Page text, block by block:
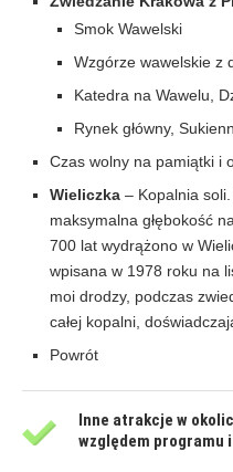
Smok Wawelski
Wzgórze wawelskie z
Katedra na Wawelu,
Rynek główny,
Czas wolny na pamiątki i
Wieliczka – Kopalnia
maksymalna głębokość
700 lat wydrążono w
wpisana w 1978 roku na
moi drodzy, podczas
całej kopalni,
Powrót
Inne atrakcje w
względem programu